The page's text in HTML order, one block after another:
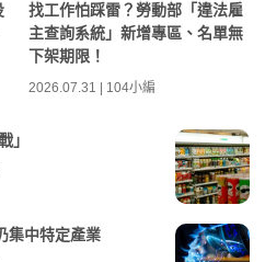
找工作怕踩雷？勞動部「違法雇
主查詢系統」新增專區、名單無
下架期限！
2026.07.31 | 104小編
」
集中特定產業